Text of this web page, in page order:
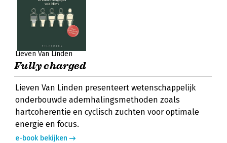
Lieven Van Linden
Fully charged
Lieven Van Linden presenteert wetenschappelijk
onderbouwde ademhalingsmethoden zoals
hartcoherentie en cyclisch zuchten voor optimale
energie en focus.
e-book bekijken